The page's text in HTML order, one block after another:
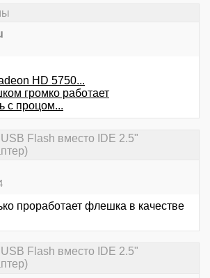
HD 5750...
громко работает
с процом...
Flash вместо IDE 2.5"
проработает флешка в качестве
Flash вместо IDE 2.5"